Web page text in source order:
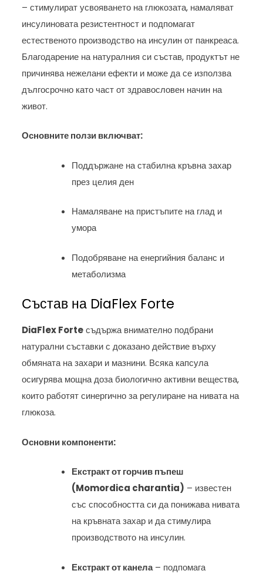
– стимулират усвояването на глюкозата, намаляват
инсулиновата резистентност и подпомагат
естественото производство на инсулин от панкреаса.
Благодарение на натуралния си състав, продуктът не
причинява нежелани ефекти и може да се използва
дългосрочно като част от здравословен начин на
живот.
Основните ползи включват:
Поддържане на стабилна кръвна захар
през целия ден
Намаляване на пристъпите на глад и
умора
Подобряване на енергийния баланс и
метаболизма
Състав на DiaFlex Forte
DiaFlex Forteсъдържа внимателно подбрани
натурални съставки с доказано действие върху
обмяната на захари и мазнини. Всяка капсула
осигурява мощна доза биологично активни вещества,
които работят синергично за регулиране на нивата на
глюкоза.
Основни компоненти:
Екстракт от горчив пъпеш
(Momordica charantia) – известен
със способността си да понижава нивата
на кръвната захар и да стимулира
производството на инсулин.
Екстракт от канела– подпомага